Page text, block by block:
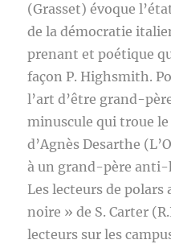
(Grasset) évoque
de la démocratie
prenant et poétique
façon P. Highsmith.
l’art d’être grand-
minuscule qui troue
d’Agnès Desarthe
à un grand-père anti-
Les lecteurs de
noire » de S. Carter
lecteurs sur les